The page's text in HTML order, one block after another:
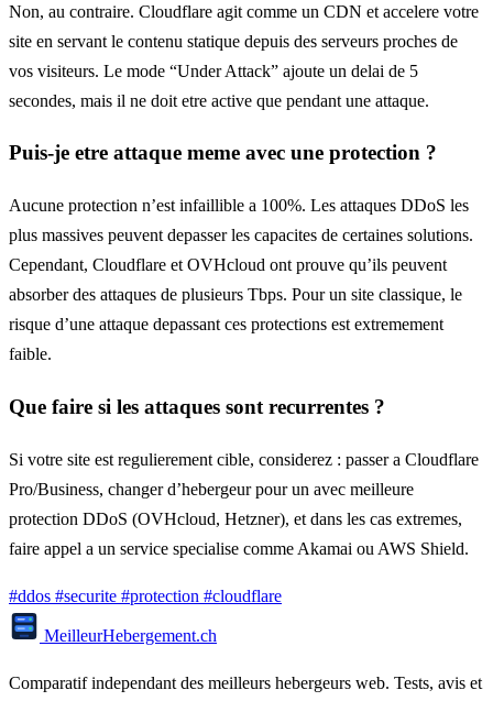
Non, au contraire. Cloudflare agit comme un CDN et accelere votre
site en servant le contenu statique depuis des serveurs proches de
vos visiteurs. Le mode “Under Attack” ajoute un delai de 5
secondes, mais il ne doit etre active que pendant une attaque.
Puis-je etre attaque meme avec une protection ?
Aucune protection n’est infaillible a 100%. Les attaques DDoS les
plus massives peuvent depasser les capacites de certaines solutions.
Cependant, Cloudflare et OVHcloud ont prouve qu’ils peuvent
absorber des attaques de plusieurs Tbps. Pour un site classique, le
risque d’une attaque depassant ces protections est extremement
faible.
Que faire si les attaques sont recurrentes ?
Si votre site est regulierement cible, considerez : passer a Cloudflare
Pro/Business, changer d’hebergeur pour un avec meilleure
protection DDoS (OVHcloud, Hetzner), et dans les cas extremes,
faire appel a un service specialise comme Akamai ou AWS Shield.
#ddos #securite #protection #cloudflare
MeilleurHebergement.ch
Comparatif independant des meilleurs hebergeurs web. Tests, avis et